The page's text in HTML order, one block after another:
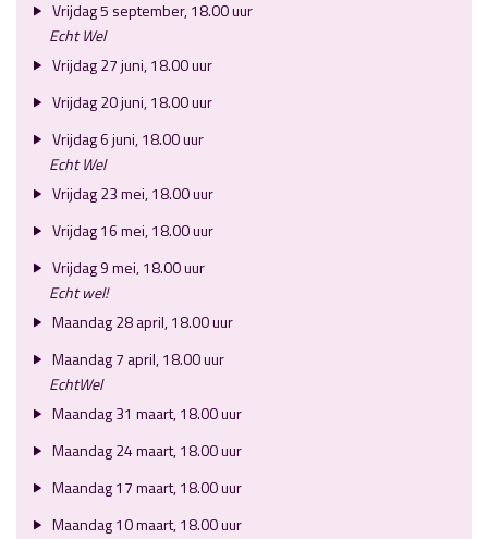
Vrijdag 5 september, 18.00 uur
Echt Wel
Vrijdag 27 juni, 18.00 uur
Vrijdag 20 juni, 18.00 uur
Vrijdag 6 juni, 18.00 uur
Echt Wel
Vrijdag 23 mei, 18.00 uur
Vrijdag 16 mei, 18.00 uur
Vrijdag 9 mei, 18.00 uur
Echt wel!
Maandag 28 april, 18.00 uur
Maandag 7 april, 18.00 uur
EchtWel
Maandag 31 maart, 18.00 uur
Maandag 24 maart, 18.00 uur
Maandag 17 maart, 18.00 uur
Maandag 10 maart, 18.00 uur